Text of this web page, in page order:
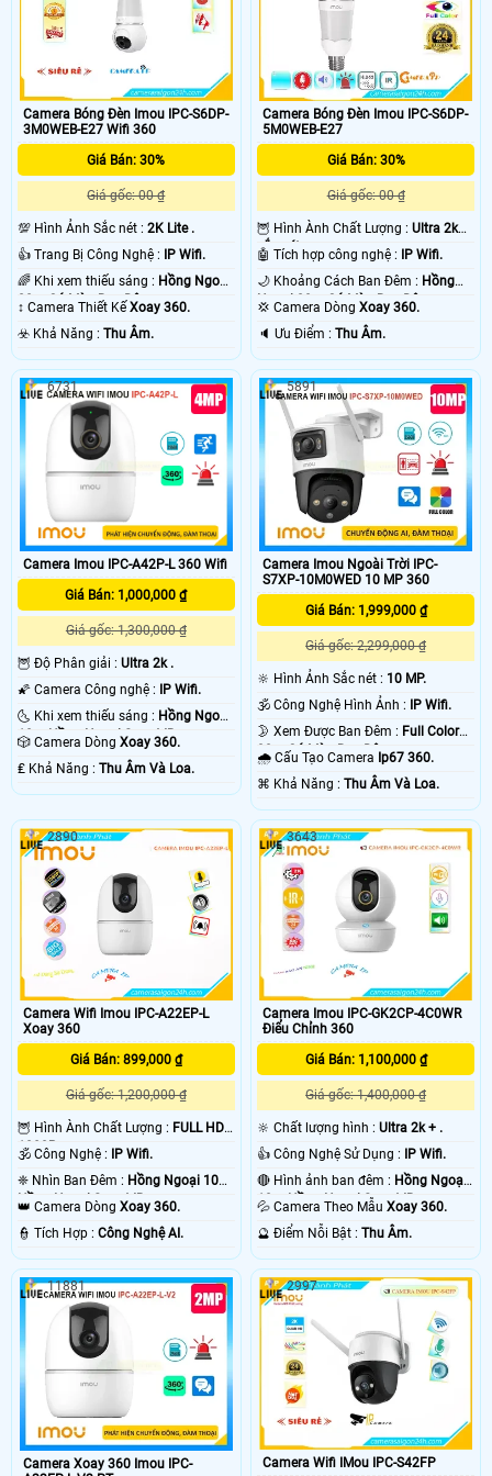
tiếp và giám sát từ xa
Camera Bóng Đèn Imou IPC-S6DP-
3M0WEB-E27 Wifi 360
Giá Bán: 30%
Giá gốc: 00 ₫
💯 Hình Ảnh Sắc nét : 2K Lite .
👍 Trang Bị Công Nghệ : IP Wifi.
🌈 Khi xem thiếu sáng : Hồng Ngoại
20m Có Màu Ban Đêm.
↕️ Camera Thiết KếXoay 360.
️☣️ Khả Năng : Thu Âm.
Camera Bóng Đèn Imou IPC-S6DP-
5M0WEB-E27
Giá Bán: 30%
Giá gốc: 00 ₫
🦉 Hình Ành Chất Lượng :Ultra 2k+
sắc nét .
🤖️ Tích hợp công nghệ : IP Wifi.
🌙 Khoảng Cách Ban Đêm : Hồng
Ngoại 20m Có Màu Ban Đêm.
💢 Camera DòngXoay 360.
️🔈 Ưu Điểm :Thu Âm.
Camera Imou IPC-A42P-L 360 Wifi
Giá Bán: 1,000,000 ₫
Giá gốc: 1,300,000 ₫
🦉 Độ Phân giải : Ultra 2k .
🌠 Camera Công nghệ :
IP Wifi.
🌜 Khi xem thiếu sáng : Hồng Ngoại
10m Hồng Ngoại Smart IR.
🎲 Camera Dòng Xoay 360.
️₤ Khả Năng : Thu Âm Và Loa.
6731
Camera Imou Ngoài Trời IPC-
S7XP-10M0WED 10 MP 360
Giá Bán: 1,999,000 ₫
Giá gốc: 2,299,000 ₫
🔆 Hình Ảnh Sắc nét : 10 MP.
🕉️ Công Nghệ Hình Ảnh :
IP Wifi.
🌛 Xem Được Ban Đêm : Full Color
30m Có Màu Ban Ðêm.
🌧️ Cấu Tạo Camera Ip67 360.
️⌘ Khả Năng :Thu Âm Và Loa.
5891
Camera Wifi Imou IPC-A22EP-L
Xoay 360
Giá Bán: 899,000 ₫
Giá gốc: 1,200,000 ₫
🦉 Hình Ành Chất Lượng : FULL HD
1080P .
🕉️ Công Nghệ :
IP Wifi.
❈ Nhìn Ban Đêm : Hồng Ngoại 10m
Hồng Ngoại Smart IR.
👑 Camera Dòng Xoay 360.
️👮 Tích Hợp : Công Nghệ AI.
2890
Camera Imou IPC-GK2CP-4C0WR
Điểu Chỉnh 360
Giá Bán: 1,100,000 ₫
Giá gốc: 1,400,000 ₫
🔆 Chất lượng hình :Ultra 2k + .
👍 Công Nghệ Sử Dụng :
IP Wifi.
🔴 Hình ảnh ban đêm : Hồng Ngoại
10m Hồng Ngoại Smart IR.
💦 Camera Theo MẫuXoay 360.
️🔮 Điểm Nỗi Bật :Thu Âm.
3643
Camera Xoay 360 Imou IPC-
11881
Camera Wifi IMou IPC-S42FP
2997